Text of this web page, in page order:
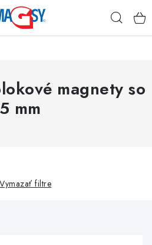
magnety so
mm
Vymazať filtre